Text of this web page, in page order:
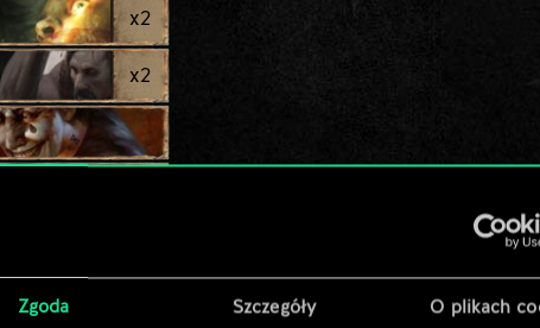
Zgoda Szczegóły O plikach
x2
x2